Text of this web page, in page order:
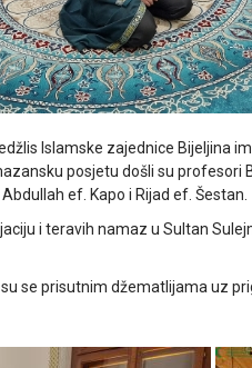
Islamske zajednice Bijeljina
posjetu došli su profesori
ef. Kapo i Rijad ef. Šestan.
i teravih namaz u Sultan
se prisutnim džematlijama uz